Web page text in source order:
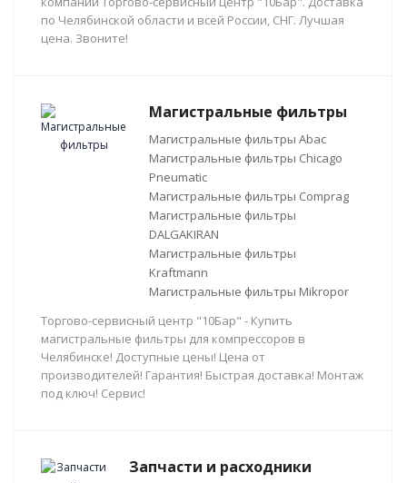
по Челябинской области и всей России, СНГ. Лучшая
цена. Звоните!
Магистральные фильтры
Магистральные фильтры Abac
Магистральные фильтры Chicago
Pneumatic
Магистральные фильтры Comprag
Магистральные фильтры
DALGAKIRAN
Магистральные фильтры
Kraftmann
Магистральные фильтры Mikropor
Торгово-сервисный центр "10Бар" - Купить
магистральные фильтры для компрессоров в
Челябинске! Доступные цены! Цена от
производителей! Гарантия! Быстрая доставка! Монтаж
под ключ! Сервис!
Запчасти и расходники